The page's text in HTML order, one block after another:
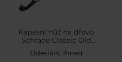
Kapesní nůž na dřevo
Schrade Classic Old
Timer Splinter Carving -
153 mm
Odeslání: Ihned